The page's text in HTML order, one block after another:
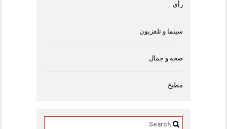
رأى
سينما و تلفزيون
صحة و جمال
مطبخ